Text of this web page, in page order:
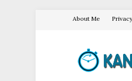
About Me Privacy